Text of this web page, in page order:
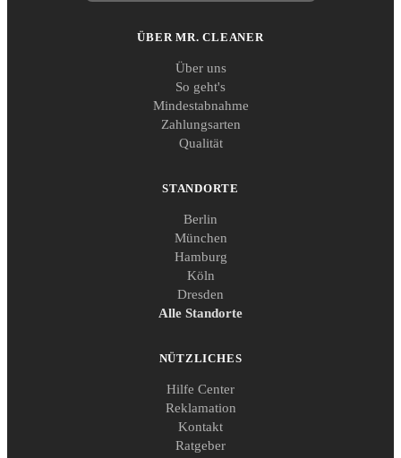
ÜBER MR. CLEANER
Über uns
So geht's
Mindestabnahme
Zahlungsarten
Qualität
STANDORTE
Berlin
München
Hamburg
Köln
Dresden
Alle Standorte
NÜTZLICHES
Hilfe Center
Reklamation
Kontakt
Ratgeber